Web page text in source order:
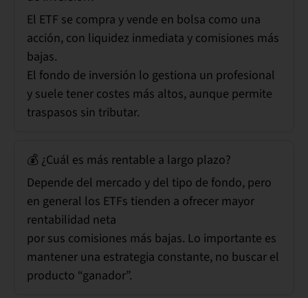
El ETF se compra y vende en bolsa como una
acción, con liquidez inmediata y comisiones más
bajas.
El fondo de inversión lo gestiona un profesional
y suele tener costes más altos, aunque permite
traspasos sin tributar.
💰 ¿Cuál es más rentable a largo plazo?
Depende del mercado y del tipo de fondo, pero
en general los ETFs tienden a ofrecer mayor
rentabilidad neta
por sus comisiones más bajas. Lo importante es
mantener una estrategia constante, no buscar el
producto “ganador”.